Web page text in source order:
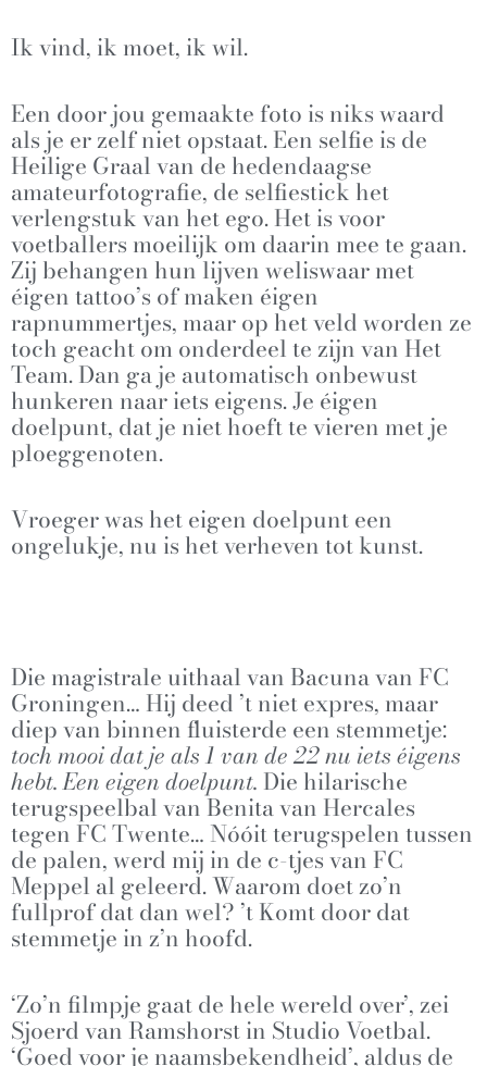
Ik vind, ik moet, ik wil.
Een door jou gemaakte foto is niks waard
als je er zelf niet opstaat. Een selfie is de
Heilige Graal van de hedendaagse
amateurfotografie, de selfiestick het
verlengstuk van het ego. Het is voor
voetballers moeilijk om daarin mee te gaan.
Zij behangen hun lijven weliswaar met
éigen tattoo’s of maken éigen
rapnummertjes, maar op het veld worden ze
toch geacht om onderdeel te zijn van Het
Team. Dan ga je automatisch onbewust
hunkeren naar iets eigens. Je éigen
doelpunt, dat je niet hoeft te vieren met je
ploeggenoten.
Vroeger was het eigen doelpunt een
ongelukje, nu is het verheven tot kunst.
Die magistrale uithaal van Bacuna van FC
Groningen… Hij deed ’t niet expres, maar
diep van binnen fluisterde een stemmetje:
toch mooi dat je als 1 van de 22 nu iets éigens
hebt. Een eigen doelpunt.Die hilarische
terugspeelbal van Benita van Hercales
tegen FC Twente… Nóóit terugspelen tussen
de palen, werd mij in de c-tjes van FC
Meppel al geleerd. Waarom doet zo’n
fullprof dat dan wel? ’t Komt door dat
stemmetje in z’n hoofd.
‘Zo’n filmpje gaat de hele wereld over’, zei
Sjoerd van Ramshorst in Studio Voetbal.
‘Goed voor je naamsbekendheid’, aldus de